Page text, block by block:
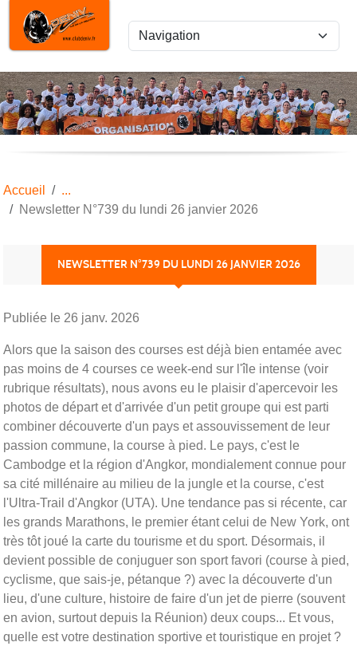
Accueil
Newsletter N°739 du lundi 26 janvier 2026
NEWSLETTER N°739 DU LUNDI 26 JANVIER 2026
Publiée le 26 janv. 2026
Alors que la saison des courses est déjà bien entamée avec
pas moins de 4 courses ce week-end sur l'île intense (voir
rubrique résultats), nous avons eu le plaisir d'apercevoir les
photos de départ et d'arrivée d'un petit groupe qui est parti
combiner découverte d'un pays et assouvissement de leur
passion commune, la course à pied. Le pays, c'est le
Cambodge et la région d'Angkor, mondialement connue pour
sa cité millénaire au milieu de la jungle et la course, c'est
l'Ultra-Trail d'Angkor (UTA). Une tendance pas si récente, car
les grands Marathons, le premier étant celui de New York, ont
très tôt joué la carte du tourisme et du sport. Désormais, il
devient possible de conjuguer son sport favori (course à pied,
cyclisme, que sais-je, pétanque ?) avec la découverte d'un
lieu, d'une culture, histoire de faire d'un jet de pierre (souvent
en avion, surtout depuis la Réunion) deux coups... Et vous,
quelle est votre destination sportive et touristique en projet ?
Panneau de gestion des cookies